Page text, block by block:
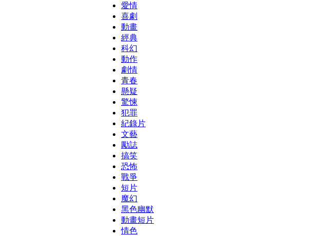
愛情
喜劇
動畫
經典
科幻
動作
劇情
青春
懸疑
驚悚
犯罪
紀錄片
文藝
勵誌
搞笑
恐怖
戰爭
短片
魔幻
黑色幽默
動畫短片
情色